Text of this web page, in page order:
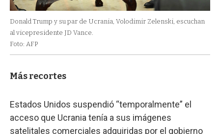
Donald Trump y su par de Ucrania, Volodimir Zelenski, escuchan
al vicepresidente JD Vance.
Foto: AFP
Más recortes
Estados Unidos suspendió “temporalmente” el
acceso que Ucrania tenía a sus imágenes
satelitales comerciales adquiridas por el gobierno